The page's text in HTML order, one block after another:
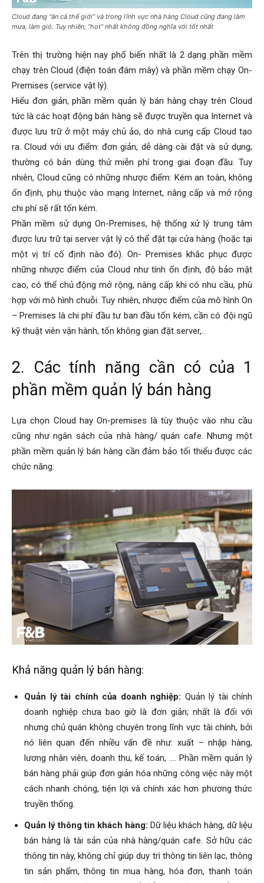
Cloud đang “ăn cả thế giới” và trong lĩnh vực nhà hàng Cloud cũng đang làm
mưa, làm gió. Tuy nhiên, “hot” nhất không đồng nghĩa với tốt nhất
Trên thị trường hiện nay phổ biến nhất là 2 dạng phần mềm
chạy trên Cloud (điện toán đám mây) và phần mềm chạy On-
Premises (service vật lý).
Hiểu đơn giản, phần mềm quản lý bán hàng chạy trên Cloud
tức là các hoạt động bán hàng sẽ được truyền qua Internet và
được lưu trữ ở một máy chủ ảo, do nhà cung cấp Cloud tạo
ra. Cloud với ưu điểm: đơn giản, dễ dàng cài đặt và sử dụng;
thường có bản dùng thử miễn phí trong giai đoạn đầu. Tuy
nhiên, Cloud cũng có những nhược điểm: Kém an toàn, không
ổn định, phụ thuộc vào mạng Internet, nâng cấp và mở rộng
chi phí sẽ rất tốn kém.
Phần mềm sử dụng On-Premises, hệ thống xử lý trung tâm
được lưu trữ tại server vật lý có thể đặt tại cửa hàng (hoặc tại
một vị trí cố định nào đó). On- Premises khắc phục được
những nhược điểm của Cloud như tính ổn định, độ bảo mật
cao, có thể chủ động mở rộng, nâng cấp khi có nhu cầu, phù
hợp với mô hình chuỗi. Tuy nhiên, nhược điểm của mô hình On
– Premises là chi phí đầu tư ban đầu tốn kém, cần có đội ngũ
kỹ thuật viên vận hành, tốn không gian đặt server,..
2. Các tính năng cần có của 1
phần mềm quản lý bán hàng
Lựa chọn Cloud hay On-premises là tùy thuộc vào nhu cầu
cũng như ngân sách của nhà hàng/ quán cafe. Nhưng một
phần mềm quản lý bán hàng cần đảm bảo tối thiểu được các
chức năng:
Khả năng quản lý bán hàng:
Quản lý tài chính của doanh nghiệp: Quản lý tài chính
doanh nghiệp chưa bao giờ là đơn giản; nhất là đối với
nhưng chủ quán không chuyên trong lĩnh vực tài chính, bởi
nó liên quan đến nhiều vấn đề như: xuất – nhập hàng,
lương nhân viên, doanh thu, kế toán, …. Phần mềm quản lý
bán hàng phải giúp đơn giản hóa những công việc này một
cách nhanh chóng, tiện lợi và chính xác hơn phương thức
truyền thống.
Quản lý thông tin khách hàng: Dữ liệu khách hàng, dữ liệu
bán hàng là tài sản của nhà hàng/quán cafe. Sở hữu các
thông tin này, không chỉ giúp duy trì thông tin liên lạc, thông
tin sản phẩm, thông tin mua hàng, hóa đơn, thanh toán